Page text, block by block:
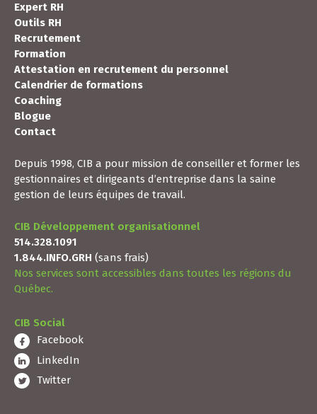
Expert RH
Outils RH
Recrutement
Formation
Attestation en recrutement du personnel
Calendrier de formations
Coaching
Blogue
Contact
Depuis 1998, CIB a pour mission de conseiller et former les
gestionnaires et dirigeants d’entreprise dans la saine
gestion de leurs équipes de travail.
CIB Développement organisationnel
514.328.1091
1.844.INFO.GRH (sans frais)
Nos services sont accessibles dans toutes les régions du
Québec.
CIB Social
Facebook
LinkedIn
Twitter